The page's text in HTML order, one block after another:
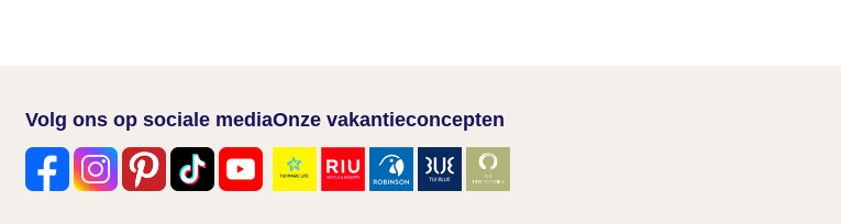
Volg ons op sociale mediaOnze vakantieconcepten